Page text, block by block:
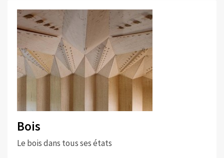
Bois
Le bois dans tous ses états